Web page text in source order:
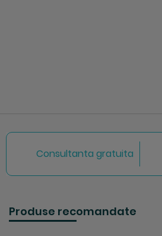
Consultanta gratuita
Produse recomandate